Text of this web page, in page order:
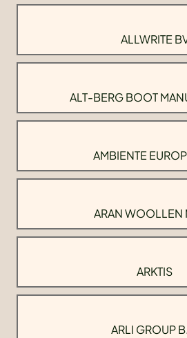
ALLWRITE
ALT-BERG BOOT
AMBIENTE
ARAN WOOLLEN
ARKTIS
ARLI GROUP